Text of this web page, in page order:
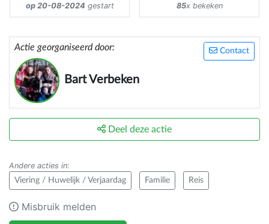
op 20-08-2024 gestart 85x bekeken
Contact
Actie georganiseerd door:
Bart Verbeken
Deel deze actie
Andere acties in:
Viering / Huwelijk / Verjaardag Familie Reis
Misbruik melden